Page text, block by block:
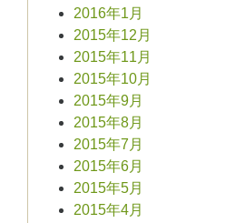
2016年1月
2015年12月
2015年11月
2015年10月
2015年9月
2015年8月
2015年7月
2015年6月
2015年5月
2015年4月